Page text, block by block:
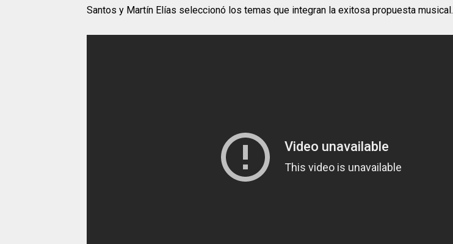
Santos y Martín Elías seleccionó los temas que integran la exitosa propuesta musical.